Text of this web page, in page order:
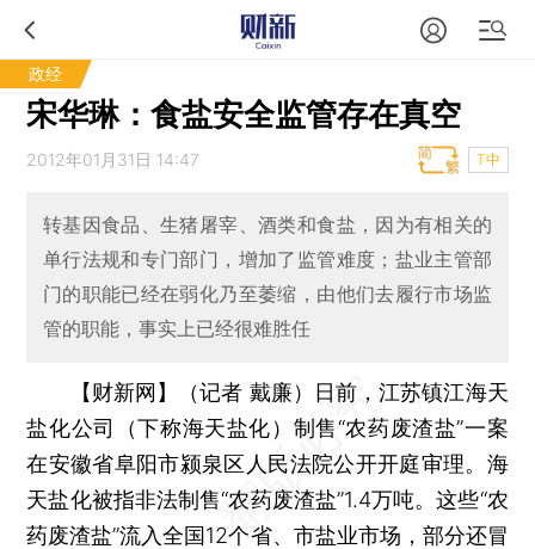
政经
宋华琳：食盐安全监管存在真空
2012年01月31日 14:47 T中
转基因食品、生猪屠宰、酒类和食盐，因为有相关的
单行法规和专门部门，增加了监管难度；盐业主管部
门的职能已经在弱化乃至萎缩，由他们去履行市场监
管的职能，事实上已经很难胜任
【财新网】（记者 戴廉）
日前，江苏镇江海天
盐化公司（下称海天盐化）制售“农药废渣盐”一案
在安徽省阜阳市颍泉区人民法院公开开庭审理。海
天盐化被指非法制售“农药废渣盐”1.4万吨。这些“农
药废渣盐”流入全国12个省、市盐业市场，部分还冒